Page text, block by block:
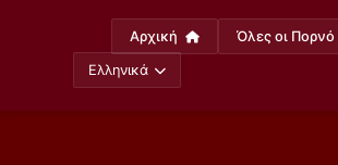
Αρχική Όλες οι Πορνό
Ελληνικά